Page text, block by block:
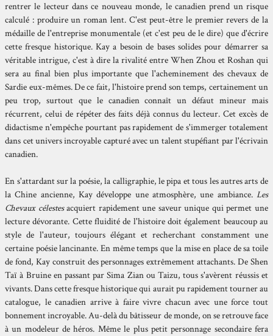
rentrer le lecteur dans ce nouveau monde, le canadien prend un risque
calculé : produire un roman lent. C'est peut-être le premier revers de la
médaille de l'entreprise monumentale (et c'est peu de le dire) que d'écrire
cette fresque historique. Kay a besoin de bases solides pour démarrer sa
véritable intrigue, c'est à dire la rivalité entre When Zhou et Roshan qui
sera au final bien plus importante que l'acheminement des chevaux de
Sardie eux-mêmes. De ce fait, l'histoire prend son temps, certainement un
peu trop, surtout que le canadien connaît un défaut mineur mais
récurrent, celui de répéter des faits déjà connus du lecteur. Cet excès de
didactisme n'empêche pourtant pas rapidement de s'immerger totalement
dans cet univers incroyable capturé avec un talent stupéfiant par l'écrivain
canadien.
En s'attardant sur la poésie, la calligraphie, le pipa et tous les autres arts de
la Chine ancienne, Kay développe une atmosphère, une ambiance. Les
Chevaux célestesacquiert rapidement une saveur unique qui permet une
lecture dévorante. Cette fluidité de l'histoire doit également beaucoup au
style de l'auteur, toujours élégant et recherchant constamment une
certaine poésie lancinante. En même temps que la mise en place de sa toile
de fond, Kay construit des personnages extrêmement attachants. De Shen
Taï à Bruine en passant par Sima Zian ou Taizu, tous s'avèrent réussis et
vivants. Dans cette fresque historique qui aurait pu rapidement tourner au
catalogue, le canadien arrive à faire vivre chacun avec une force tout
bonnement incroyable. Au-delà du bâtisseur de monde, on se retrouve face
à un modeleur de héros. Même le plus petit personnage secondaire fera